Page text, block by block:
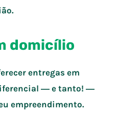
domicílio
entregas em
― e tanto! ―
empreendimento.